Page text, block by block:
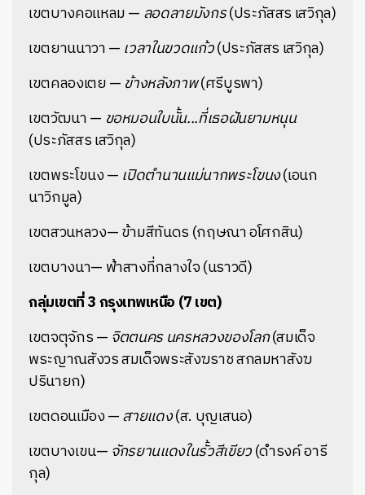
เขตบางคอแหลม — ลอดลายมังกร(ประภัสสร เสวิกุล)
เขตยานนาวา — เวลาในขวดแก้ว(ประภัสสร เสวิกุล)
เขตคลองเตย — ข้างหลังภาพ(ศรีบูรพา)
เขตวัฒนา — ขอหมอนใบนั้น...ที่เธอฝันยามหนุน
(ประภัสสร เสวิกุล)
เขตพระโขนง — เปิดตำนานแม่นากพระโขนง(เอนก
นาวิกมูล)
เขตสวนหลวง— ข้ามสีทันดร (กฤษณา อโศกสิน)
เขตบางนา— ฟ้าสางที่กลางใจ (นราวดี)
กลุ่มเขตที่ 3 กรุงเทพเหนือ (7 เขต)
เขตจตุจักร — จิตตนคร นครหลวงของโลก(สมเด็จ
พระญาณสังวร สมเด็จพระสังฆราช สกลมหาสังฆ
ปรินายก)
เขตดอนเมือง —สายแดง(ส. บุญเสนอ)
เขตบางเขน— จักรยานแดงในรั้วสีเขียว(ดำรงค์ อารี
กุล)